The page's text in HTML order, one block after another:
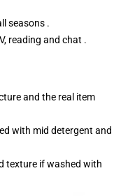
seasons .
reading and chat .
and the real item
with mid detergent and
texture if washed with